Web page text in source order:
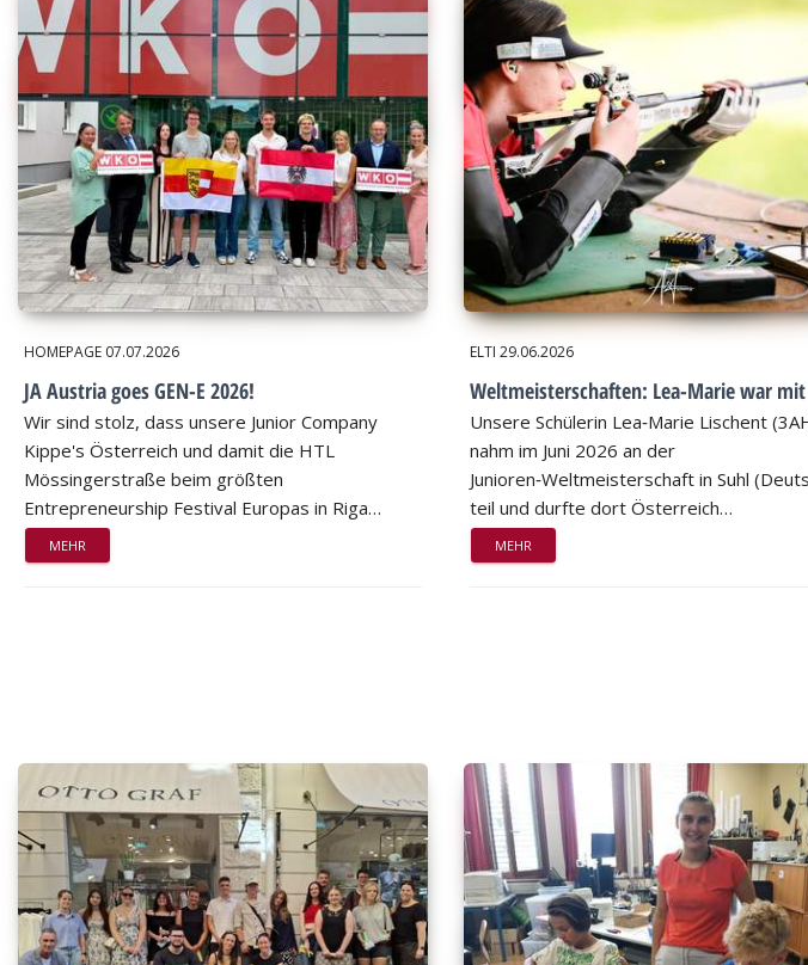
HOMEPAGE 07.07.2026
JA Austria goes GEN-E 2026!
Wir sind stolz, dass unsere Junior Company
Kippe's Österreich und damit die HTL
Mössingerstraße beim größten
Entrepreneurship Festival Europas in Riga…
MEHR
ELTI29.06.2026
Weltmeisterschaften: Lea-Marie war
Unsere Schülerin Lea‑Marie Lischent
nahm im Juni 2026 an der
Junioren‑Weltmeisterschaft in Suhl
teil und durfte dort Österreich…
MEHR